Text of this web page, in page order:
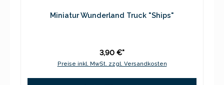
Miniatur Wunderland Truck "Ships"
3,90 €*
Preise inkl. MwSt. zzgl. Versandkosten